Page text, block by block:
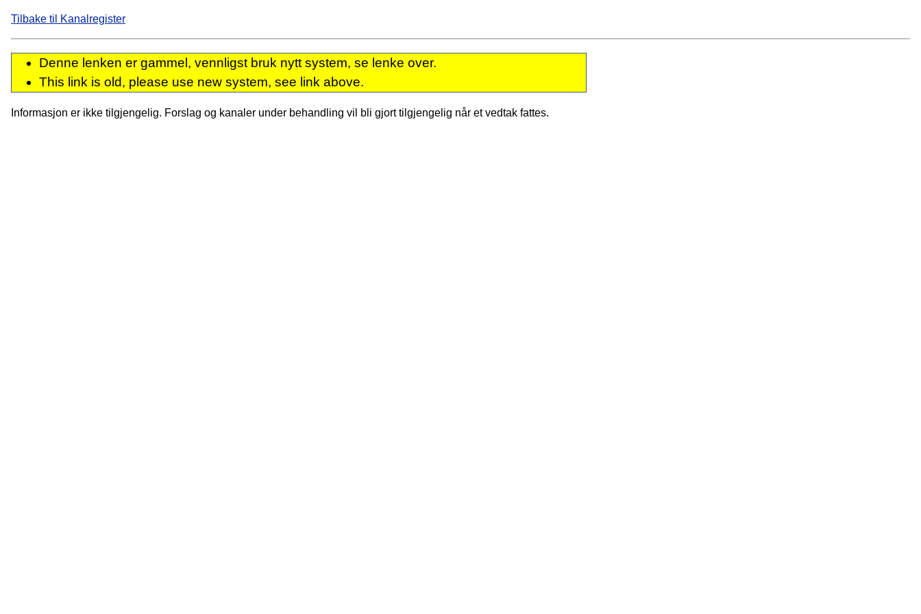
Tilbake til Kanalregister
Denne lenken er gammel, vennligst bruk nytt system, se lenke over.
This link is old, please use new system, see link above.
Informasjon er ikke tilgjengelig. Forslag og kanaler under behandling vil bli gjort tilgjengelig når et vedtak fattes.